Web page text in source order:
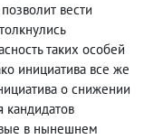
вести
таких особей
инициатива все же
о снижении
кандидатов
в нынешнем